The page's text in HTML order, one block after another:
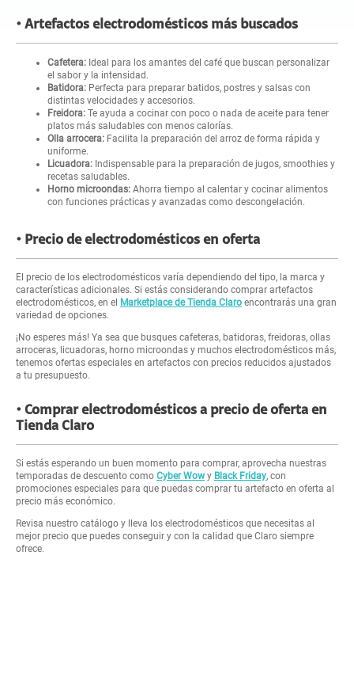
Artefactos electrodomésticos más buscados
Cafetera: Ideal para los amantes del café que buscan personalizar
el sabor y la intensidad.
Batidora: Perfecta para preparar batidos, postres y salsas con
distintas velocidades y accesorios.
Freidora: Te ayuda a cocinar con poco o nada de aceite para tener
platos más saludables con menos calorías.
Olla arrocera: Facilita la preparación del arroz de forma rápida y
uniforme.
Licuadora: Indispensable para la preparación de jugos, smoothies y
recetas saludables.
Horno microondas: Ahorra tiempo al calentar y cocinar alimentos
con funciones prácticas y avanzadas como descongelación.
Precio de electrodomésticos en oferta
El precio de los electrodomésticos varía dependiendo del tipo, la marca y
características adicionales. Si estás considerando comprar artefactos
electrodomésticos, en el Marketplace de Tienda Claro encontrarás una gran
variedad de opciones.
¡No esperes más! Ya sea que busques cafeteras, batidoras, freidoras, ollas
arroceras, licuadoras, horno microondas y muchos electrodomésticos más,
tenemos ofertas especiales en artefactos con precios reducidos ajustados
a tu presupuesto.
Comprar electrodomésticos a precio de oferta en
Tienda Claro
Si estás esperando un buen momento para comprar, aprovecha nuestras
temporadas de descuento como Cyber Wowy Black Friday, con
promociones especiales para que puedas comprar tu artefacto en oferta al
precio más económico.
Revisa nuestro catálogo y lleva los electrodomésticos que necesitas al
mejor precio que puedes conseguir y con la calidad que Claro siempre
ofrece.